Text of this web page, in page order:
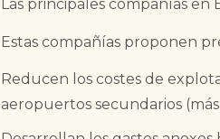
Las principales compañías en
Estas compañías proponen
Reducen los costes de
aeropuertos secundarios